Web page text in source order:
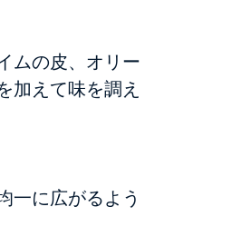
ムの皮、オリー
加えて味を調え
一に広がるよう